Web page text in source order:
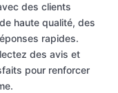
des clients
haute qualité, des
rapides.
des avis et
pour renforcer